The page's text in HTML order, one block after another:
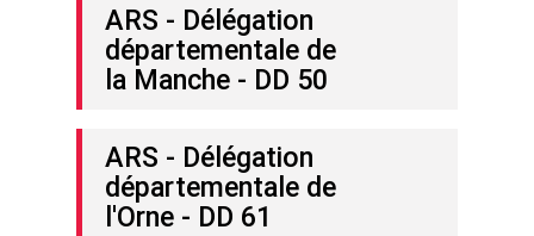
ARS - Délégation
départementale de
la Manche - DD 50
ARS - Délégation
départementale de
l'Orne - DD 61